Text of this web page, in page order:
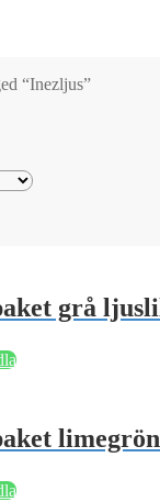
“Inezljus”
grå